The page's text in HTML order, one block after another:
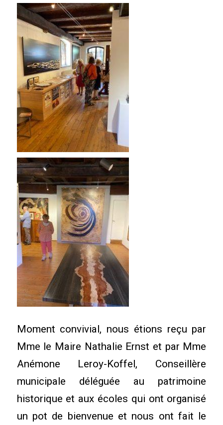
Moment convivial, nous étions reçu par
Mme le Maire Nathalie Ernst et par Mme
Anémone Leroy-Koffel, Conseillère
municipale déléguée au patrimoine
historique et aux écoles qui ont organisé
un pot de bienvenue et nous ont fait le